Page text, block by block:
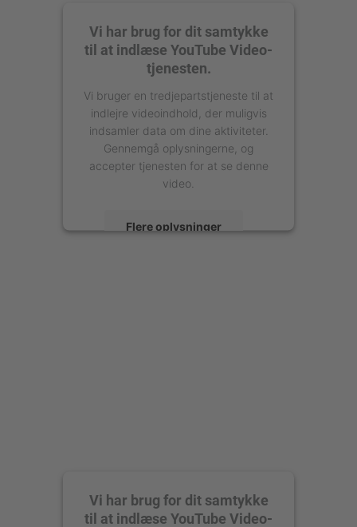
Vi har brug for dit samtykke
til at indlæse YouTube Video-
tjenesten.
Vi bruger en tredjepartstjeneste til at
indlejre videoindhold, der muligvis
indsamler data om dine aktiviteter.
Gennemgå oplysningerne, og
accepter tjenesten for at se denne
video.
Flere oplysninger
Vi har brug for dit samtykke
til at indlæse YouTube Video-